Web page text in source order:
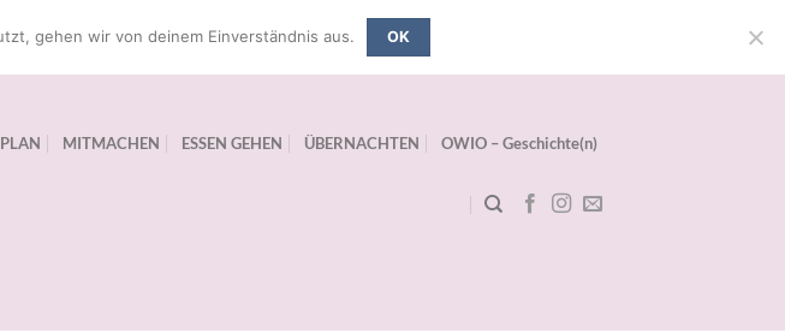
MITMACHEN ESSEN GEHEN ÜBERNACHTEN OWIO – Geschichte(n)
gehen wir von deinem Einverständnis aus. OK